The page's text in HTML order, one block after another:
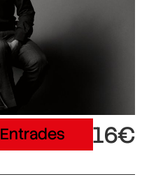
Entrades 16€